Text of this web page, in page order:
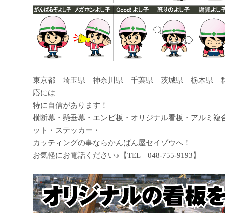
東京都｜埼玉県｜神奈川県｜千葉県｜茨城県｜栃木県｜
応には
特に自信があります！
横断幕・懸垂幕・エンビ板・オリジナル看板・アルミ複
ット・ステッカー・
カッティングの事ならかんばん屋セイゾウへ！
お気軽にお電話ください♪【TEL 048-755-9193】